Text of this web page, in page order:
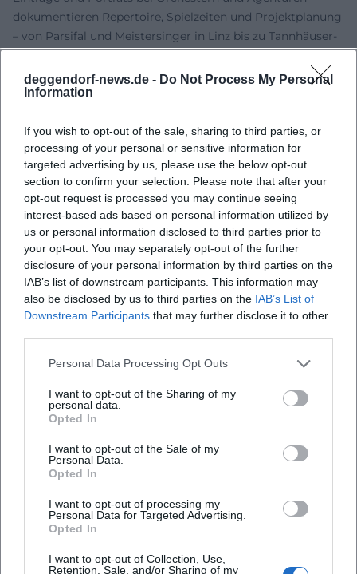
deggendorf-news.de - Do Not Process My Personal
Information
If you wish to opt-out of the sale, sharing to third parties, or
processing of your personal or sensitive information for
targeted advertising by us, please use the below opt-out
section to confirm your selection. Please note that after your
opt-out request is processed you may continue seeing
interest-based ads based on personal information utilized by
us or personal information disclosed to third parties prior to
your opt-out. You may separately opt-out of the further
disclosure of your personal information by third parties on the
IAB’s list of downstream participants. This information may
also be disclosed by us to third parties on the IAB’s List of
Downstream Participants that may further disclose it to other
Personal Data Processing Opt Outs
I want to opt-out of the Sharing of my
personal data.
Opted In
I want to opt-out of the Sale of my
Personal Data.
Opted In
I want to opt-out of processing my
Personal Data for Targeted Advertising.
Opted In
I want to opt-out of Collection, Use,
Retention, Sale, and/or Sharing of my
dokumentieren Repertoire, Spielzeiten und Projektplanung
– von Parsifal und Meistersinger in Linz bis zu Tannhäuser-
Produktionen in Nord- und Südeuropa. Diese verlässliche
Dokumentation durch Theater, Orchester und
Management untermauert Börners Vertrauenswürdigkeit
Produktionen.
Konzertrepertoire: Von Beethoven bis Mahler
Neben der Oper ist Börner ein gefragter Konzertsolist.
Beethovens 9. Sinfonie und Christus am Ölberg, Verdis
Messa da Requiem, Mahlers Das Lied von der Erde und Das
klagende Lied sowie Mendelssohns Elias und Die erste
Walpurgisnacht stehen exemplarisch für sein sinfonisch-
oratorisches Profil. Diese Partien verlangen textliche
Klarheit, getragenes Legato und eine flexible
Dynamikpalette – Eigenschaften, die auch in seinen
Opernauftritten stilprägend wirken. Damit schließt sich der
Kreis zwischen Bühne und Konzertsaal, zwischen
dramatischer Emphase und lyrischer Innenspannung.
Opernsänger des Heldentenorfachs hinterlassen ihre
künstlerische Signatur nicht ausschließlich in
Produktionen und Rundfunkmitschnitten. Börners
Medienpräsenz bildet sich über Theater- und
Digitale Musikdienste listen ihn als ausführenden Künstler,
was die Auffindbarkeit einzelner Einspielungen erhöht;
zentral bleibt dennoch die Bühne als primärer Ort seiner